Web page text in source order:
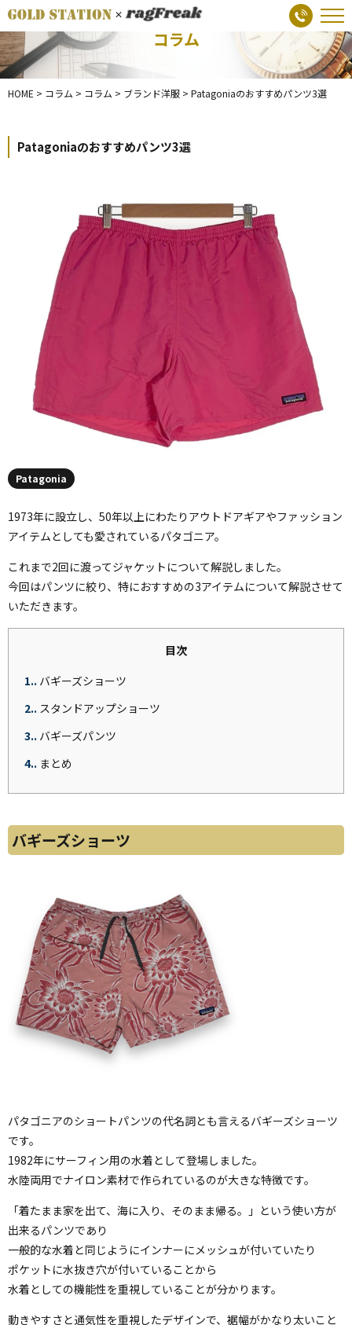
コラム
HOME > コラム > コラム > ブランド洋服 > Patagoniaのおすすめパンツ3選
Patagoniaのおすすめパンツ3選
Patagonia
1973年に設立し、50年以上にわたりアウトドアギアやファッション
アイテムとしても愛されているパタゴニア。
これまで2回に渡ってジャケットについて解説しました。
今回はパンツに絞り、特におすすめの3アイテムについて解説させて
いただきます。
目次
1. バギーズショーツ
2. スタンドアップショーツ
3. バギーズパンツ
4. まとめ
バギーズショーツ
パタゴニアのショートパンツの代名詞とも言えるバギーズショーツ
です。
1982年にサーフィン用の水着として登場しました。
水陸両用でナイロン素材で作られているのが大きな特徴です。
「着たまま家を出て、海に入り、そのまま帰る。」という使い方が
出来るパンツであり
一般的な水着と同じようにインナーにメッシュが付いていたり
ポケットに水抜き穴が付いていることから
水着としての機能性を重視していることが分かります。
動きやすさと通気性を重視したデザインで、裾幅がかなり太いこと